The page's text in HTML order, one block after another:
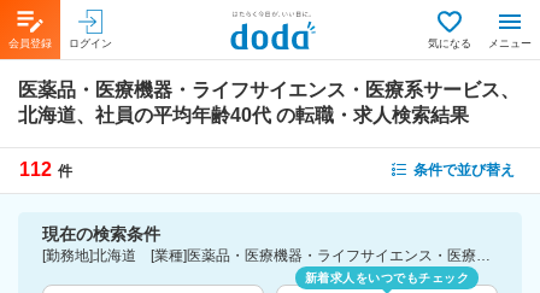
会員登録 ログイン 気になる メニュー
医薬品・医療機器・ライフサイエンス・医療系サービス、
北海道、社員の平均年齢40代 の転職・求人検索結果
112 件 条件で並び替え
現在の検索条件
[勤務地]北海道 [業種]医薬品・医療機器・ライフサイエンス・医療系サービス [詳細条件](社員の平均年齢)40代
新着求人をいつでもチェック